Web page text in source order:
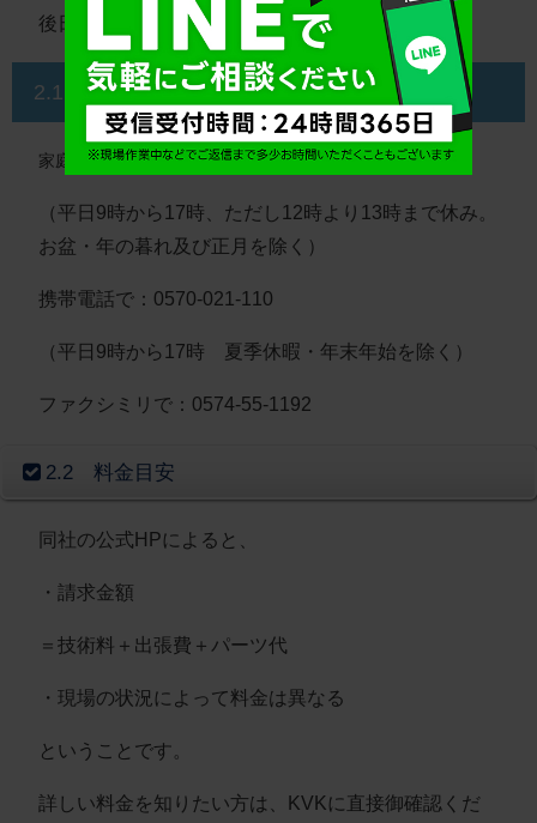
後日担当者から連絡が来るシステムです。
2.1.2 電話＆ファクシミリで申し込む
家庭の電話で：0120-474-161
（平日9時から17時、ただし12時より13時まで休み。
お盆・年の暮れ及び正月を除く）
携帯電話で：0570-021-110
（平日9時から17時 夏季休暇・年末年始を除く）
ファクシミリで：0574-55-1192
2.2 料金目安
同社の公式HPによると、
・請求金額
＝技術料＋出張費＋パーツ代
・現場の状況によって料金は異なる
ということです。
詳しい料金を知りたい方は、KVKに直接御確認くだ